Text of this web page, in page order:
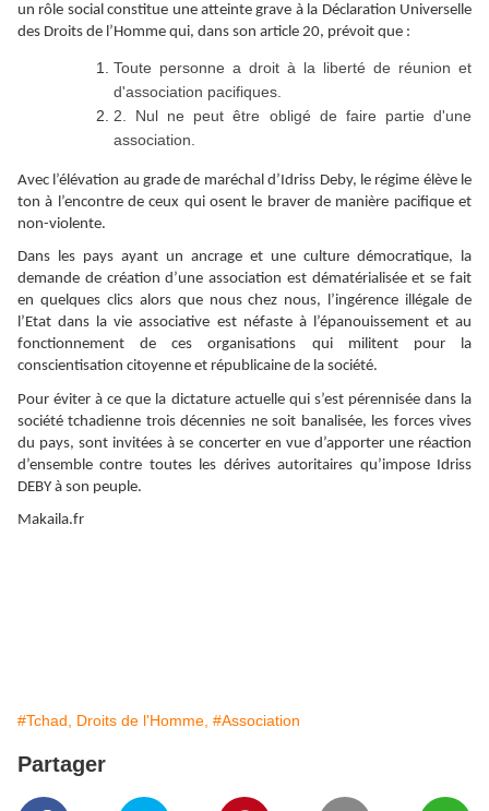
un rôle social constitue une atteinte grave à la Déclaration Universelle
des Droits de l’Homme qui, dans son article 20, prévoit que :
Toute personne a droit à la liberté de réunion et
d'association pacifiques.
2. Nul ne peut être obligé de faire partie d'une
association.
Avec l’élévation au grade de maréchal d’Idriss Deby, le régime élève le
ton à l’encontre de ceux qui osent le braver de manière pacifique et
non-violente.
Dans les pays ayant un ancrage et une culture démocratique, la
demande de création d’une association est dématérialisée et se fait
en quelques clics alors que nous chez nous, l’ingérence illégale de
l’Etat dans la vie associative est néfaste à l’épanouissement et au
fonctionnement de ces organisations qui militent pour la
conscientisation citoyenne et républicaine de la société.
Pour éviter à ce que la dictature actuelle qui s’est pérennisée dans la
société tchadienne trois décennies ne soit banalisée, les forces vives
du pays, sont invitées à se concerter en vue d’apporter une réaction
d’ensemble contre toutes les dérives autoritaires qu’impose Idriss
DEBY à son peuple.
Makaila.fr
#Tchad, Droits de l'Homme, #Association
Partager